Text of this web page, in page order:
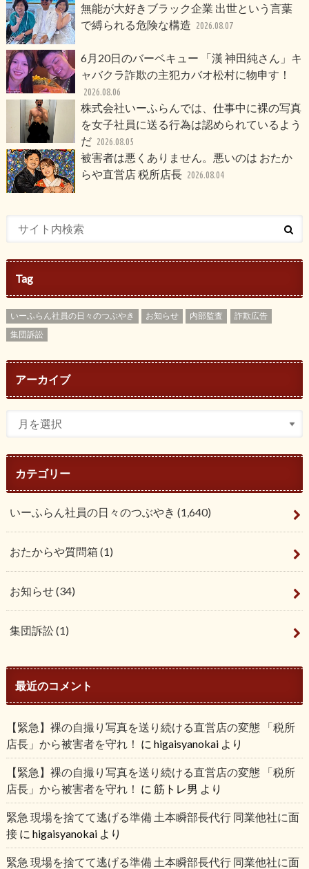
無能が大好きブラック企業 出世という言葉
で縛られる危険な構造 2026.08.07
6月20日のバーベキュー 「漢 神田純さん」キ
ャバクラ詐欺の主犯カバオ松村に物申す！
2026.08.06
株式会社いーふらんでは、仕事中に裸の写真
を女子社員に送る行為は認められているよう
だ 2026.08.05
被害者は悪くありません。悪いのは おたか
らや直営店 税所店長 2026.08.04
Tag
いーふらん社員の日々のつぶやき お知らせ 内部監査
詐欺広告
集団訴訟
アーカイブ
カテゴリー
いーふらん社員の日々のつぶやき (1,640)
おたからや質問箱 (1)
お知らせ(34)
集団訴訟(1)
最近のコメント
【緊急】裸の自撮り写真を送り続ける直営店の変態 「税所
店長」から被害者を守れ！ に higaisyanokaiより
【緊急】裸の自撮り写真を送り続ける直営店の変態 「税所
店長」から被害者を守れ！ に 筋トレ男 より
緊急 現場を捨てて逃げる準備 土本瞬部長代行 同業他社に面
接に higaisyanokaiより
緊急 現場を捨てて逃げる準備 土本瞬部長代行 同業他社に面